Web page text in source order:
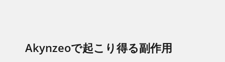
Akynzeoで起こり得る副作用